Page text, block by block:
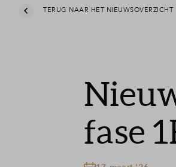
TERUG NAAR HET NIEUWSOVERZICHT
fase